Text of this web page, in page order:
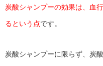
炭酸シャンプーの効果は、血
るという点です。
炭酸シャンプーに限らず、炭